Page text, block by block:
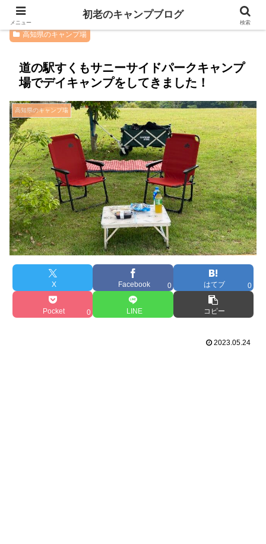
高知県のキャンプ場
道の駅すくもサニーサイドパークキャンプ
場でデイキャンプをしてきました！
高知県のキャンプ場
X Facebook 0 はてブ 0
Pocket 0 LINE コピー
2023.05.24
メニュー
初老のキャンプブログ
検索